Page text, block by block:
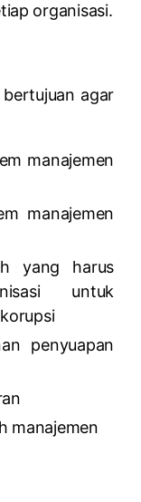
organisasi.
bertujuan agar
manajemen
manajemen
yang harus
untuk
penyuapan
manajemen